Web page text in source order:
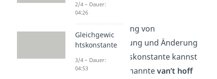
jedoch gleich
Den Zusammenhang von
Temperaturänderung und Änderung
der Gleichgewichtskonstante kannst
du durch die sogenanntevan’t hoff
2/4 – Dauer:
04:26
Gleichgewic
htskonstante
3/4 – Dauer:
04:53